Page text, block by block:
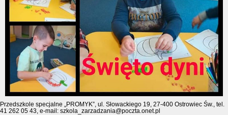
Przedszkole specjalne „PROMYK”, ul. Słowackiego 19, 27-400 Ostrowiec Św., tel.
41 262 05 43, e-mail: szkola_zarzadzania@poczta.onet.pl